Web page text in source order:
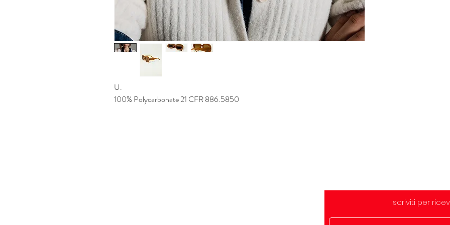
U.
100% Polycarbonate 21 CFR 886.5850
Iscriviti per